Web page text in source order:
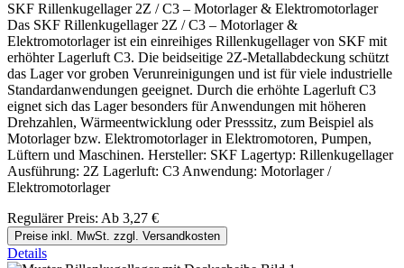
SKF Rillenkugellager 2Z / C3 – Motorlager & Elektromotorlager
Das SKF Rillenkugellager 2Z / C3 – Motorlager &
Elektromotorlager ist ein einreihiges Rillenkugellager von SKF mit
erhöhter Lagerluft C3. Die beidseitige 2Z-Metallabdeckung schützt
das Lager vor groben Verunreinigungen und ist für viele industrielle
Standardanwendungen geeignet. Durch die erhöhte Lagerluft C3
eignet sich das Lager besonders für Anwendungen mit höheren
Drehzahlen, Wärmeentwicklung oder Presssitz, zum Beispiel als
Motorlager bzw. Elektromotorlager in Elektromotoren, Pumpen,
Lüftern und Maschinen. Hersteller: SKF Lagertyp: Rillenkugellager
Ausführung: 2Z Lagerluft: C3 Anwendung: Motorlager /
Elektromotorlager
Regulärer Preis: Ab 3,27 €
Preise inkl. MwSt. zzgl. Versandkosten
Details